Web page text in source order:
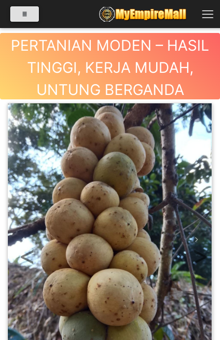
PERTANIAN MODEN – HASIL
TINGGI, KERJA MUDAH,
UNTUNG BERGANDA
Previous Next
SELECT CATEGORY
PRODUK(0)
BABIES(0)
KESIHATAN(80)
PERNIAGAAN
RUNCIT(1)
FESYEN
WANITA(0)
KECANTIKAN(7)
FESYEN
LELAKI(0)